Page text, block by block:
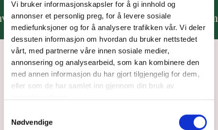
Vi bruker informasjonskapsler for å gi innhold og
annonser et personlig preg, for å levere sosiale
mediefunksjoner og for å analysere trafikken vår. Vi deler
dessuten informasjon om hvordan du bruker nettstedet
vårt, med partnerne våre innen sosiale medier,
annonsering og analysearbeid, som kan kombinere den
med annen informasjon du har gjort tilgjengelig for dem,
eller som de har samlet inn gjennom din bruk av
Nødvendige
Til lavere pris. Mer frihet. Ingen
Spørsmål og svar fra